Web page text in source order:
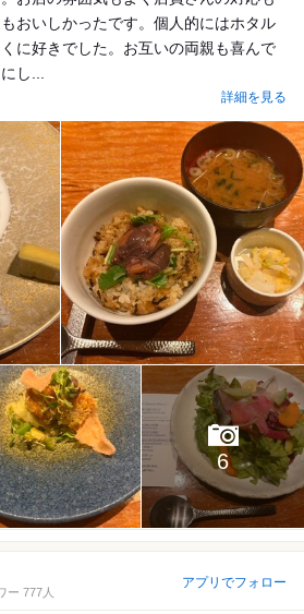
おいしかったです。個人的にはホタル
に好きでした。お互いの両親も喜んで
し...
詳細を見る
6
ー 777人
アプリでフォロー